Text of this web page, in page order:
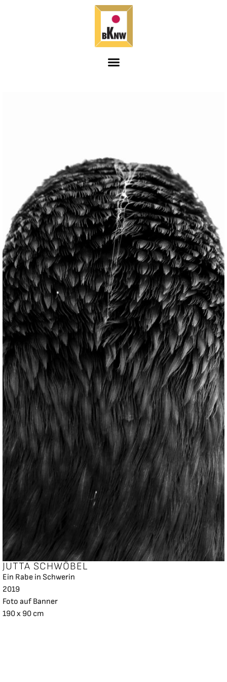
JUTTA SCHWÖBEL
Ein Rabe in Schwerin
2019
Foto auf Banner
190 x 90 cm